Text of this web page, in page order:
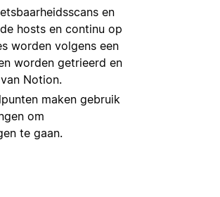
en
hosts en continu op
worden volgens een
worden getrieerd en
Notion.
maken gebruik
om
te gaan.